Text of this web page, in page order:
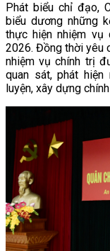
Phát biểu chỉ đạo,
biểu dương những
thực hiện nhiệm vụ
2026. Đồng thời yêu
nhiệm vụ chính trị
quan sát, phát
luyện, xây dựng